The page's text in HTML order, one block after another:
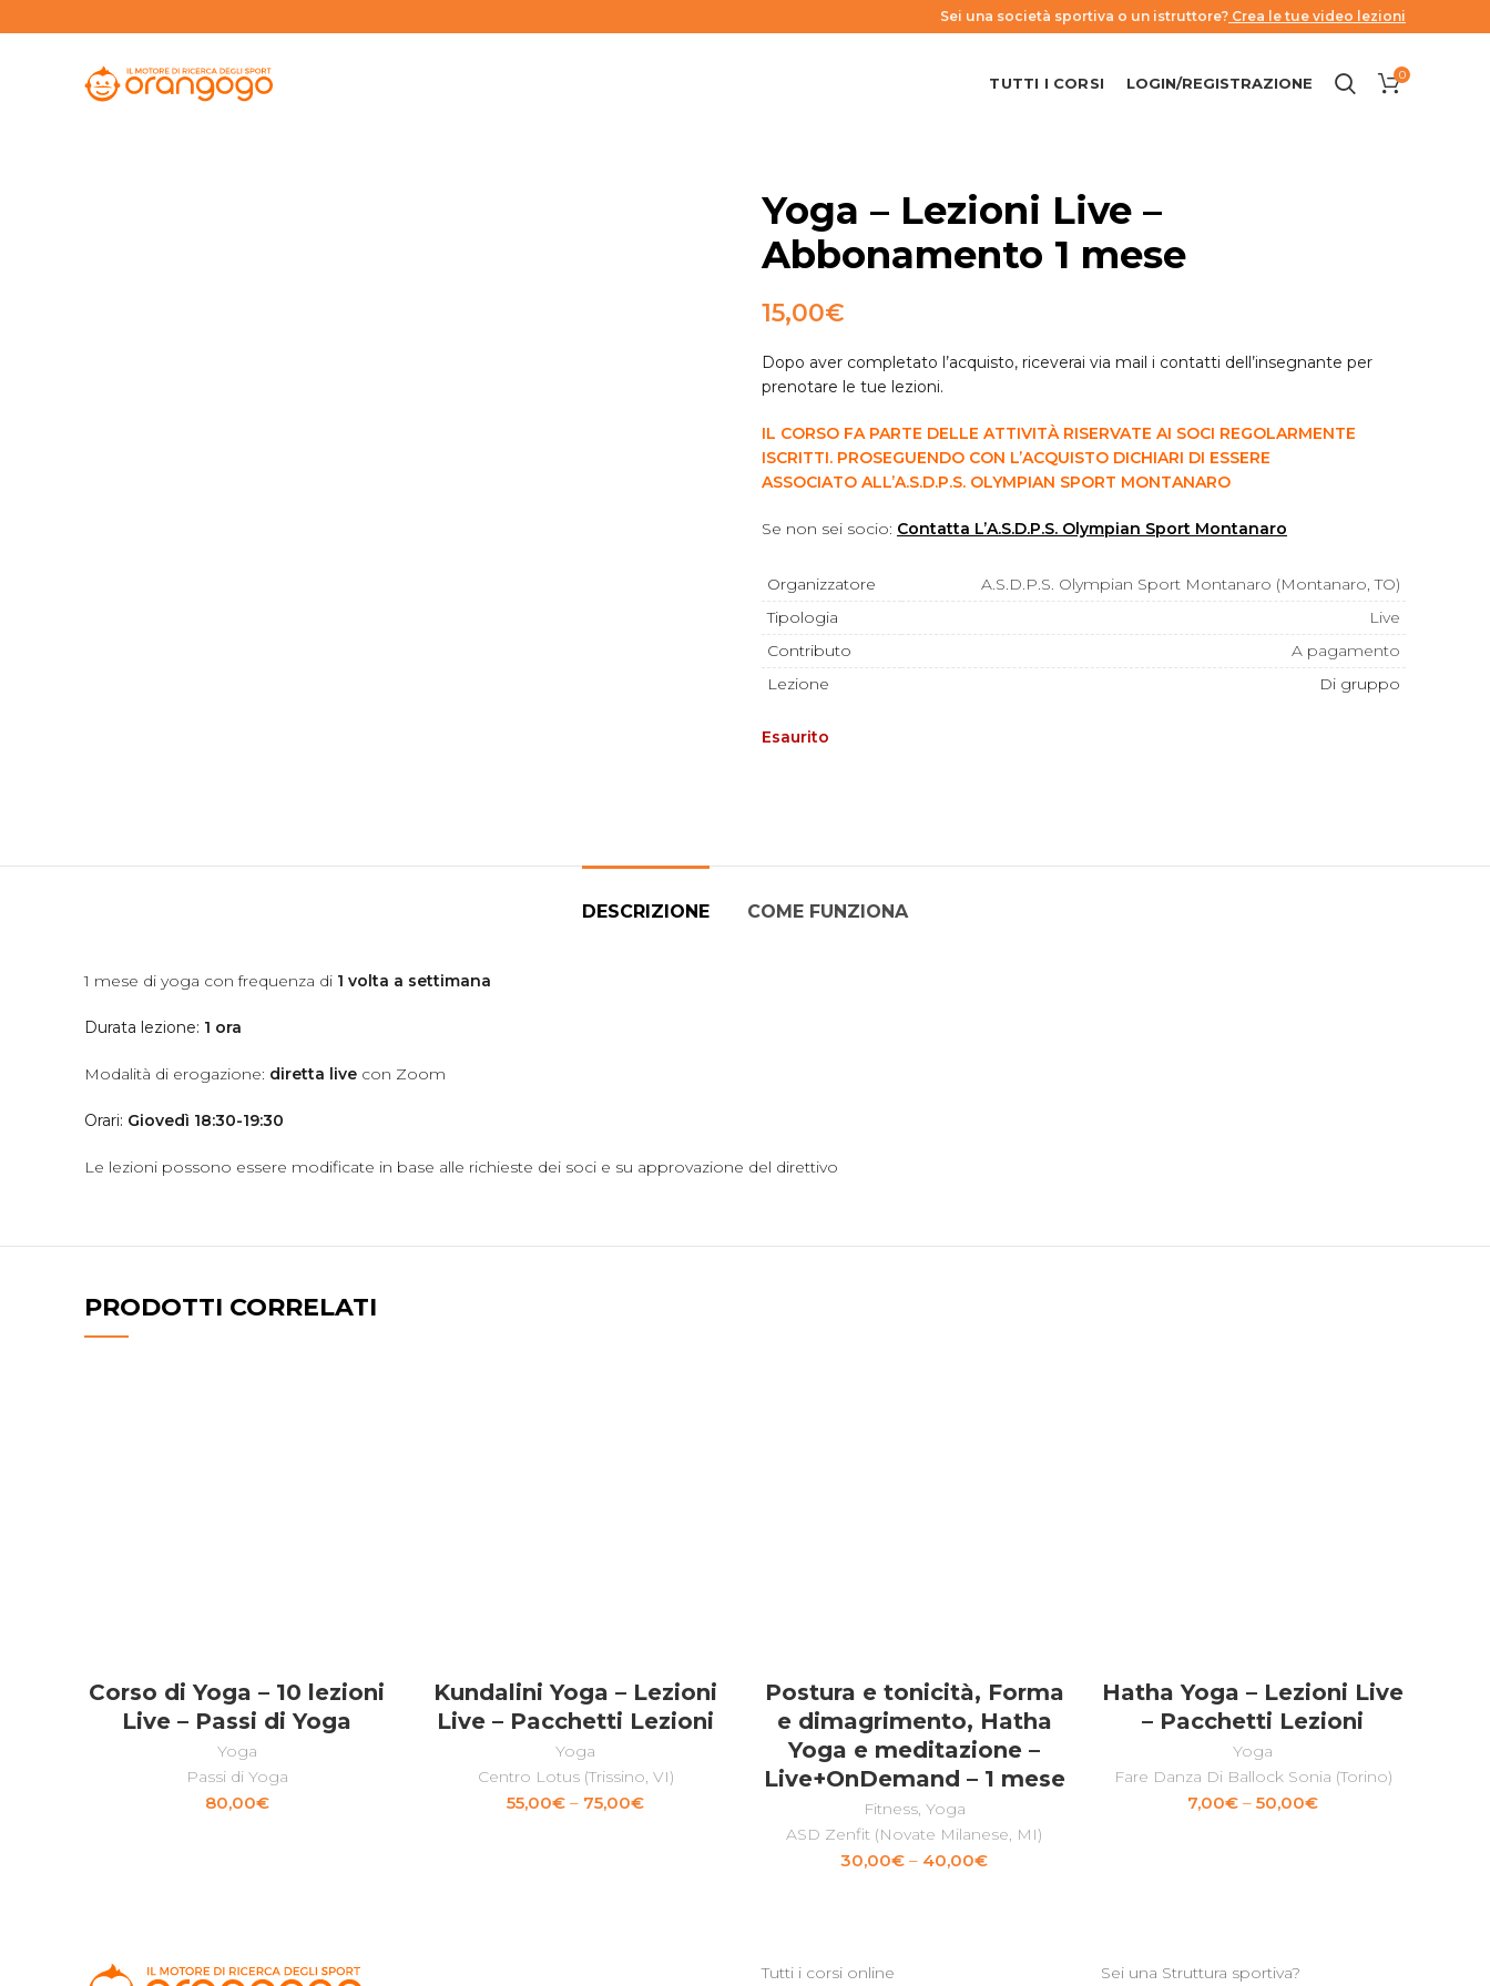
Sei una società sportiva o un istruttore? Crea le tue video lezioni
TUTTI I CORSI LOGIN/REGISTRAZIONE 0
Yoga – Lezioni Live –
Abbonamento 1 mese
15,00€
Dopo aver completato l’acquisto, riceverai via mail i contatti dell’insegnante per
prenotare le tue lezioni.
IL CORSO FA PARTE DELLE ATTIVITÀ RISERVATE AI SOCI REGOLARMENTE
ISCRITTI. PROSEGUENDO CON L’ACQUISTO DICHIARI DI ESSERE
ASSOCIATO ALL’A.S.D.P.S. OLYMPIAN SPORT MONTANARO
Se non sei socio: Contatta L’A.S.D.P.S. Olympian Sport Montanaro
Organizzatore
A.S.D.P.S. Olympian Sport Montanaro (Montanaro, TO)
Tipologia
Live
Contributo
A pagamento
Lezione
Di gruppo
Esaurito
DESCRIZIONE COME FUNZIONA
1 mese di yoga con frequenza di 1 volta a settimana
Durata lezione: 1 ora
Modalità di erogazione: diretta live con Zoom
Orari: Giovedì 18:30-19:30
Le lezioni possono essere modificate in base alle richieste dei soci e su approvazione del direttivo
PRODOTTI CORRELATI
LEGGI TUTTO
Corso di Yoga – 10 lezioni
Live – Passi di Yoga
Yoga
Passi di Yoga
80,00€
SCEGLI
Kundalini Yoga – Lezioni
Live – Pacchetti Lezioni
Yoga
Centro Lotus (Trissino, VI)
55,00€ – 75,00€
SCEGLI
Postura e tonicità, Forma
e dimagrimento, Hatha
Yoga e meditazione –
Live+OnDemand – 1 mese
Fitness, Yoga
ASD Zenfit (Novate Milanese, MI)
30,00€ – 40,00€
SCEGLI
Hatha Yoga – Lezioni Live
– Pacchetti Lezioni
Yoga
Fare Danza Di Ballock Sonia (Torino)
7,00€ –50,00€
Tutti i corsi online Sei una Struttura sportiva?